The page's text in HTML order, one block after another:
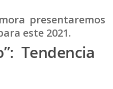
presentaremos
este 2021.
Tendencia